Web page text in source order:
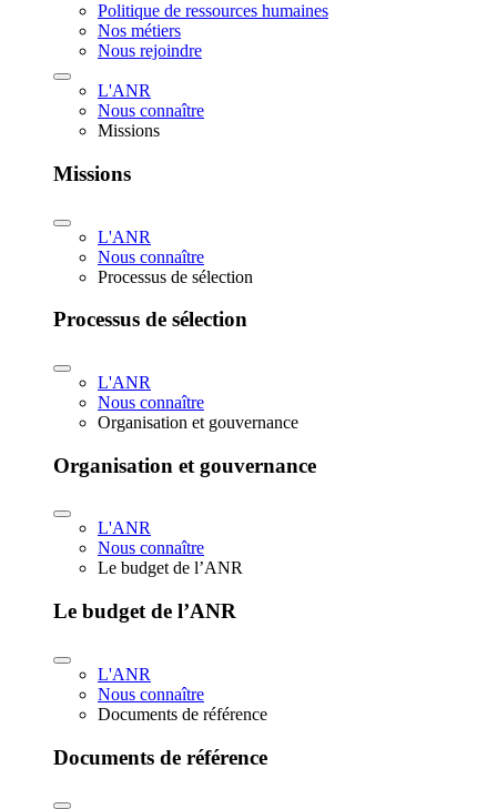
Politique de ressources humaines
Nos métiers
Nous rejoindre
L'ANR
Nous connaître
Missions
Missions
L'ANR
Nous connaître
Processus de sélection
Processus de sélection
L'ANR
Nous connaître
Organisation et gouvernance
Organisation et gouvernance
L'ANR
Nous connaître
Le budget de l’ANR
Le budget de l’ANR
L'ANR
Nous connaître
Documents de référence
Documents de référence